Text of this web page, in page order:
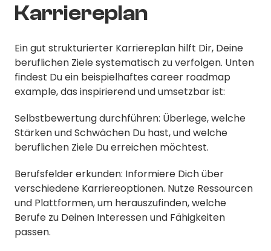
Karriereplan
Ein gut strukturierter Karriereplan hilft Dir, Deine
beruflichen Ziele systematisch zu verfolgen. Unten
findest Du ein beispielhaftes career roadmap
example, das inspirierend und umsetzbar ist:
Selbstbewertung durchführen: Überlege, welche
Stärken und Schwächen Du hast, und welche
beruflichen Ziele Du erreichen möchtest.
Berufsfelder erkunden: Informiere Dich über
verschiedene Karriereoptionen. Nutze Ressourcen
und Plattformen, um herauszufinden, welche
Berufe zu Deinen Interessen und Fähigkeiten
passen.